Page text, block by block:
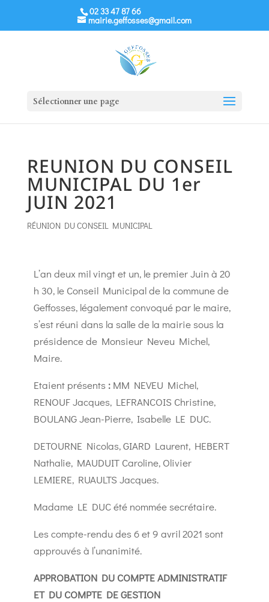
02 33 47 87 66
mairie.geffosses@gmail.com
Sélectionner une page
REUNION DU CONSEIL
MUNICIPAL DU 1er
JUIN 2021
RÉUNION DU CONSEIL MUNICIPAL
L’an deux mil vingt et un, le premier Juin à 20
h 30, le Conseil Municipal de la commune de
Geffosses, légalement convoqué par le maire,
s’est réuni dans la salle de la mairie sous la
présidence de Monsieur Neveu Michel,
Maire.
Etaient présents : MM NEVEU Michel,
RENOUF Jacques, LEFRANCOIS Christine,
BOULANG Jean-Pierre, Isabelle LE DUC.
DETOURNE Nicolas, GIARD Laurent, HEBERT
Nathalie, MAUDUIT Caroline, Olivier
LEMIERE, RUAULTS Jacques.
Madame LE DUC été nommée secrétaire.
Les compte-rendu des 6 et 9 avril 2021 sont
approuvés à l’unanimité.
APPROBATION DU COMPTE ADMINISTRATIF
ET DU COMPTE DE GESTION